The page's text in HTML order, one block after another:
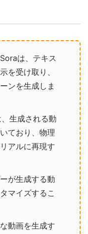
Soraは、テキス
を受け取り、
ンを生成しま
生成される動
ており、物理
アルに再現す
が生成する動
マイズするこ
動画を生成す